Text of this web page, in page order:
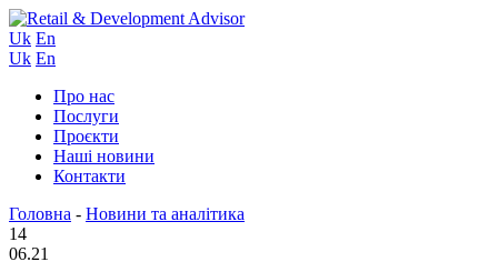
Uk En
Uk En
Про нас
Послуги
Проєкти
Наші новини
Контакти
Головна - Новини та аналітика
14
06.21